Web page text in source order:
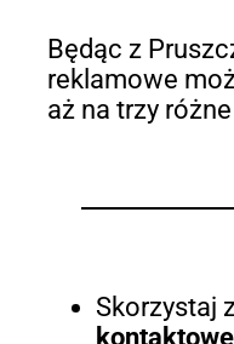
Będąc z
reklamowe
aż na trzy
Skorzystaj